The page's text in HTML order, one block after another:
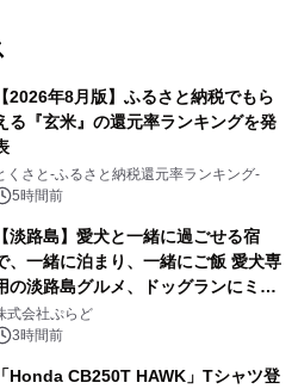
【2026年8月版】ふるさと納税でもら
る『玄米』の還元率ランキングを発
くさと-ふるさと納税還元率ランキング-
5時間前
【淡路島】愛犬と一緒に過ごせる宿
、一緒に泊まり、一緒にご飯 愛犬専
の淡路島グルメ、ドッグランにミニ
ール グランピングとトレーラーハウ
の2施設で
式会社ぷらど
3時間前
「Honda CB250T HAWK」Tシャツ登